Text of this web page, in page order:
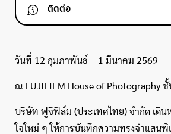
ติดต่อ
วันที่ 12 กุมภาพันธ์ – 1 มีนาคม 2569
ณ FUJIFILM House of Photography
บริษัท ฟูจิฟิล์ม (ประเทศไทย) จำกัด เดิน
ใจใหม่ ๆ ให้การบันทึกความทรงจำแสนพิ